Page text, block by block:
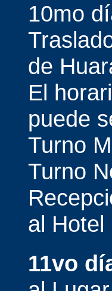
10mo
de
El
puede
Turno
Turno
al Hotel
11vo